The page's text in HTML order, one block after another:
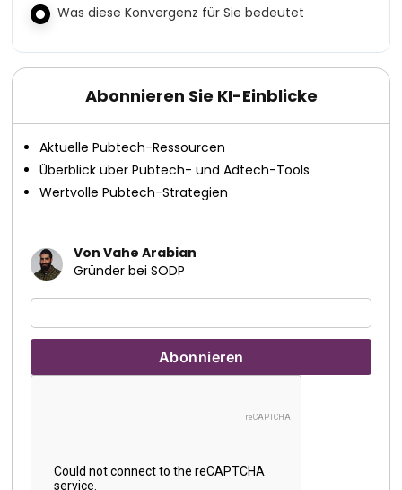
Was diese Konvergenz für Sie bedeutet
Abonnieren Sie KI-Einblicke
Aktuelle Pubtech-Ressourcen
Überblick über Pubtech- und Adtech-Tools
Wertvolle Pubtech-Strategien
Von Vahe Arabian
Gründer bei SODP